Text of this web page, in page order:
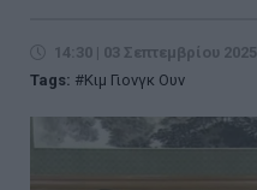
14:30 | 03 Σεπτεμβρίου 2025
Tags:
Κιμ Γιονγκ Ουν